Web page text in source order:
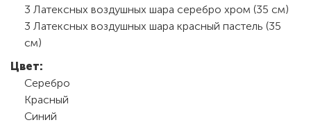
3 Латексных воздушных шара серебро хром (35 см)
3 Латексных воздушных шара красный пастель (35
см)
Цвет:
Серебро
Красный
Синий